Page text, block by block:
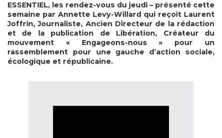
ESSENTIEL, les rendez-vous du jeudi – présenté cette
semaine par Annette Levy-Willard qui reçoit Laurent
Joffrin, Journaliste, Ancien Directeur de la rédaction
et de la publication de Libération, Créateur du
mouvement « Engageons-nous » pour un
rassemblement pour une gauche d’action sociale,
écologique et républicaine.